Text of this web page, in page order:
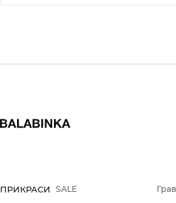
ПРИКРАСИ SALE